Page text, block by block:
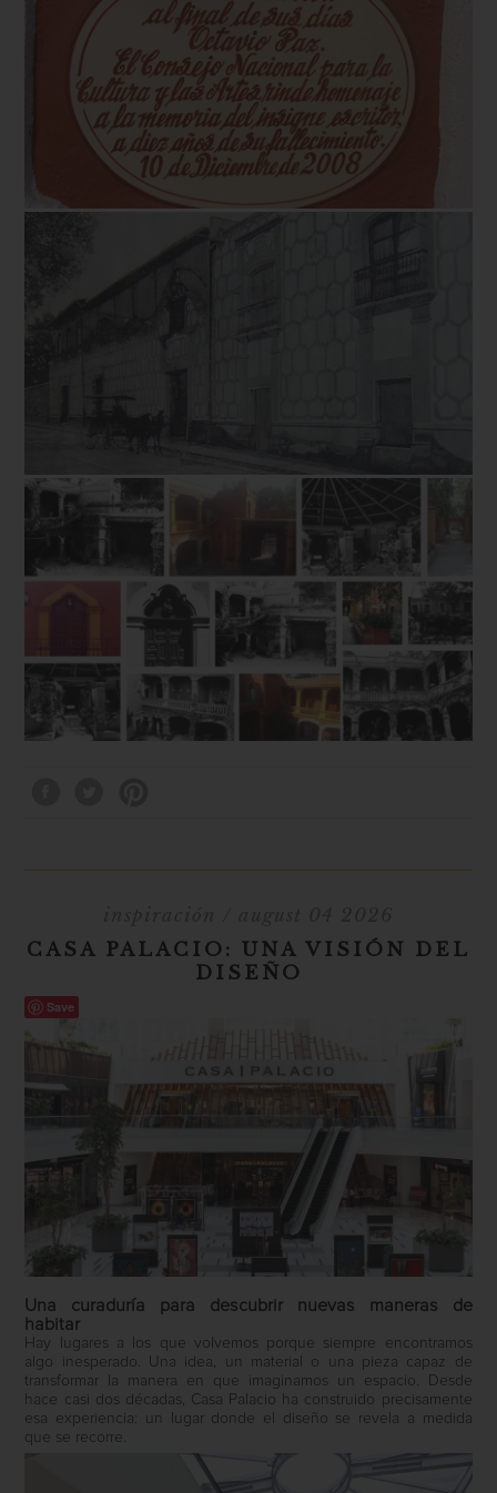
CASA PALACIO: UNA VISIÓN DEL
DISEÑO
Save
Una curaduría para descubrir nuevas maneras de
habitar
Hay lugares a los que volvemos porque siempre encontramos
algo inesperado. Una idea, un material o una pieza capaz de
transformar la manera en que imaginamos un espacio. Desde
hace casi dos décadas, Casa Palacio ha construido precisamente
esa experiencia: un lugar donde el diseño se revela a medida
que se recorre.